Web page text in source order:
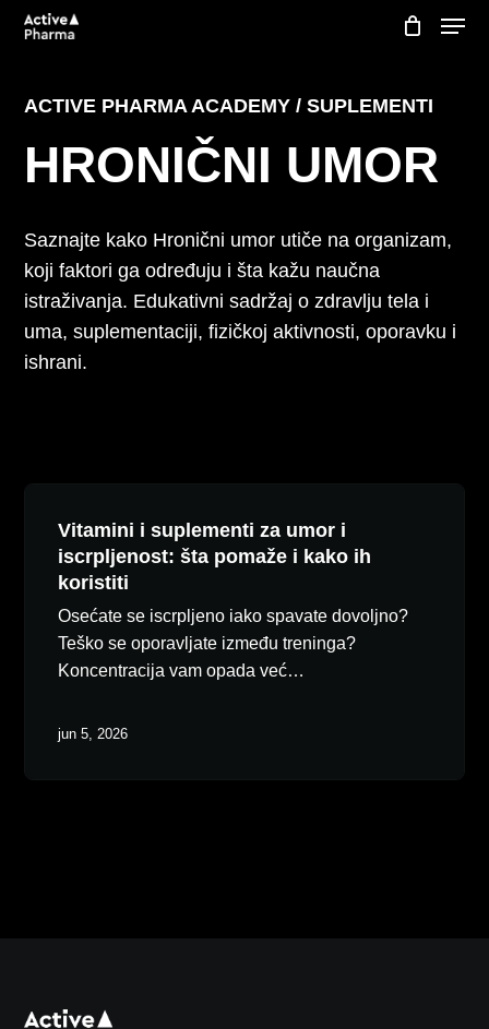
Skip
Menu
ACTIVE PHARMA ACADEMY / SUPLEMENTI
HRONIČNI UMOR
Saznajte kako Hronični umor utiče na organizam,
koji faktori ga određuju i šta kažu naučna
istraživanja. Edukativni sadržaj o zdravlju tela i
uma, suplementaciji, fizičkoj aktivnosti, oporavku i
ishrani.
Vitamini i suplementi za umor i
iscrpljenost: šta pomaže i kako ih
koristiti
Osećate se iscrpljeno iako spavate dovoljno?
Teško se oporavljate između treninga?
Koncentracija vam opada već…
jun 5, 2026